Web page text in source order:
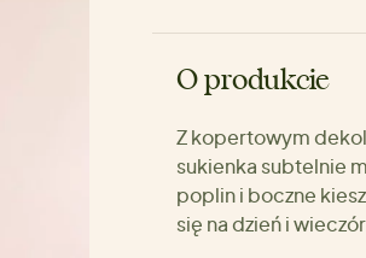
O produkcie
Z kopertowym
sukienka subtelnie
poplin i boczne
się na dzień i wieczór.